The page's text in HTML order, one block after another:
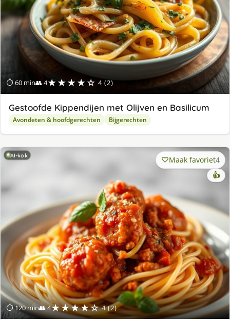
⏱ 60 min👥 4★★★★☆ 4 (2)
Gestoofde Kippendijen met Olijven en Basilicum
Avondeten & hoofdgerechten Bijgerechten
AI-kok
⏱ 120 min👥 4★★★★☆ 4 (2)
Maak favoriet4
👍